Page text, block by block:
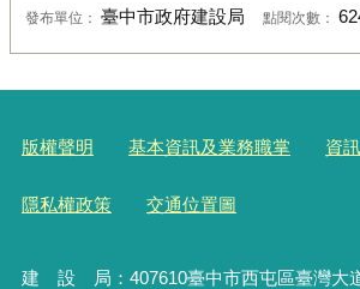
發布單位： 臺中市政府建設局 點閱次數：
版權聲明 基本資訊及業務職掌 資
隱私權政策 交通位置圖
建 設 局： 407610臺中市西屯區臺灣大